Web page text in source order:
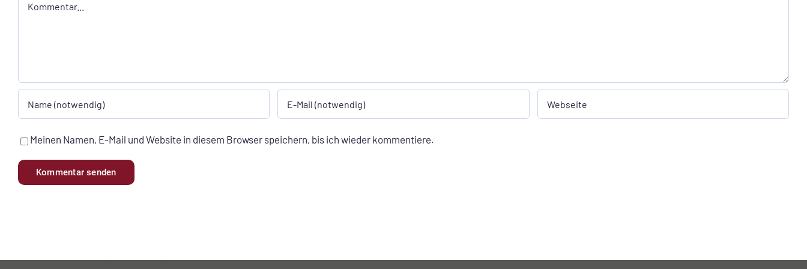
Meinen Namen, E-Mail und Website in diesem Browser speichern, bis ich wieder kommentiere.